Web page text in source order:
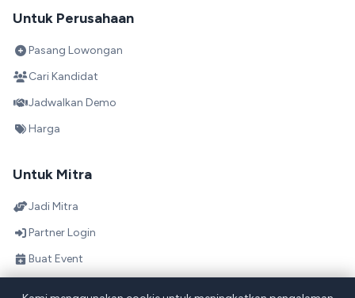
Untuk Perusahaan
Pasang Lowongan
Cari Kandidat
Jadwalkan Demo
Harga
Untuk Mitra
Jadi Mitra
Partner Login
Buat Event